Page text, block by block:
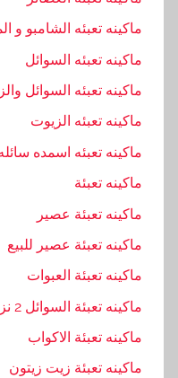
ماكينه تعبئه الشامبو و
ماكينه تعبئه السوائل
ماكينه تعبئه السوائل
ماكينه تعبئه الزيوت
ماكينه تعبئه اسمده
ماكينه تعبئة
ماكينه تعبئة عصير
ماكينه تعبئة عصير للبيع
ماكينه تعبئة العبوات
ماكينه تعبئة السوائل 2 نزل في مصر
ماكينه تعبئة الاكواب
ماكينه تعبئة زيت زيتون